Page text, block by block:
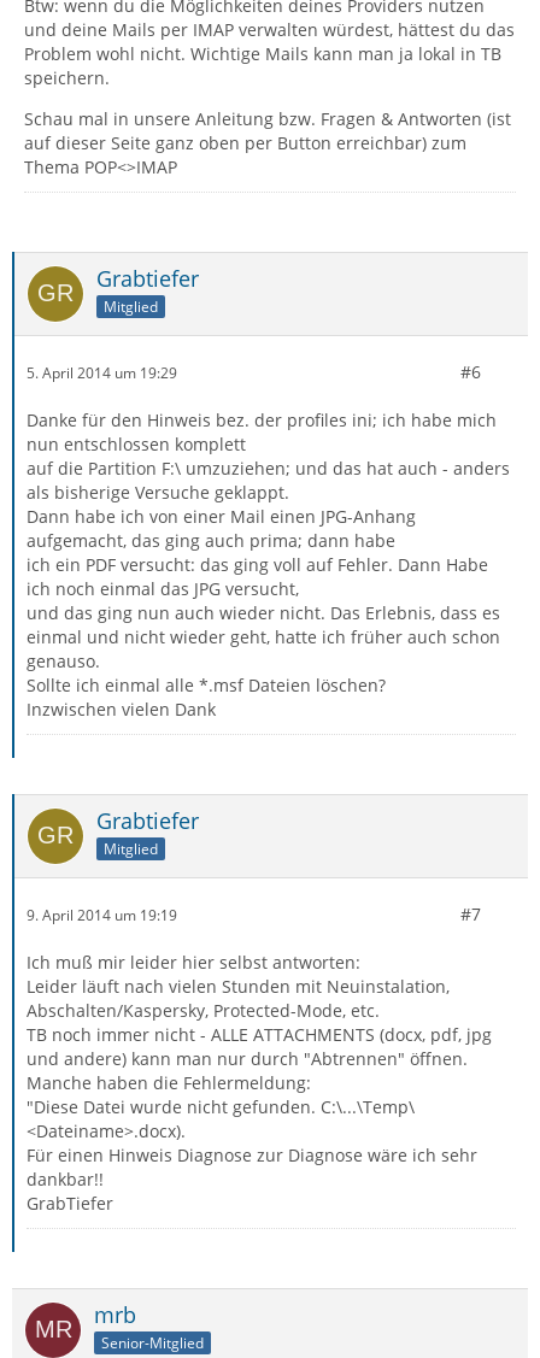
Btw: wenn du die Möglichkeiten deines Providers nutzen
und deine Mails per IMAP verwalten würdest, hättest du das
Problem wohl nicht. Wichtige Mails kann man ja lokal in TB
speichern.
Schau mal in unsere Anleitung bzw. Fragen & Antworten (ist
auf dieser Seite ganz oben per Button erreichbar) zum
Thema POP<>IMAP
Grabtiefer
Mitglied
5. April 2014 um 19:29 #6
Danke für den Hinweis bez. der profiles ini; ich habe mich
nun entschlossen komplett
auf die Partition F:\ umzuziehen; und das hat auch - anders
als bisherige Versuche geklappt.
Dann habe ich von einer Mail einen JPG-Anhang
aufgemacht, das ging auch prima; dann habe
ich ein PDF versucht: das ging voll auf Fehler. Dann Habe
ich noch einmal das JPG versucht,
und das ging nun auch wieder nicht. Das Erlebnis, dass es
einmal und nicht wieder geht, hatte ich früher auch schon
genauso.
Sollte ich einmal alle *.msf Dateien löschen?
Inzwischen vielen Dank
Grabtiefer
Mitglied
9. April 2014 um 19:19 #7
Ich muß mir leider hier selbst antworten:
Leider läuft nach vielen Stunden mit Neuinstalation,
Abschalten/Kaspersky, Protected-Mode, etc.
TB noch immer nicht - ALLE ATTACHMENTS (docx, pdf, jpg
und andere) kann man nur durch "Abtrennen" öffnen.
Manche haben die Fehlermeldung:
"Diese Datei wurde nicht gefunden. C:\...\Temp\
<Dateiname>.docx).
Für einen Hinweis Diagnose zur Diagnose wäre ich sehr
dankbar!!
GrabTiefer
mrb
Senior-Mitglied